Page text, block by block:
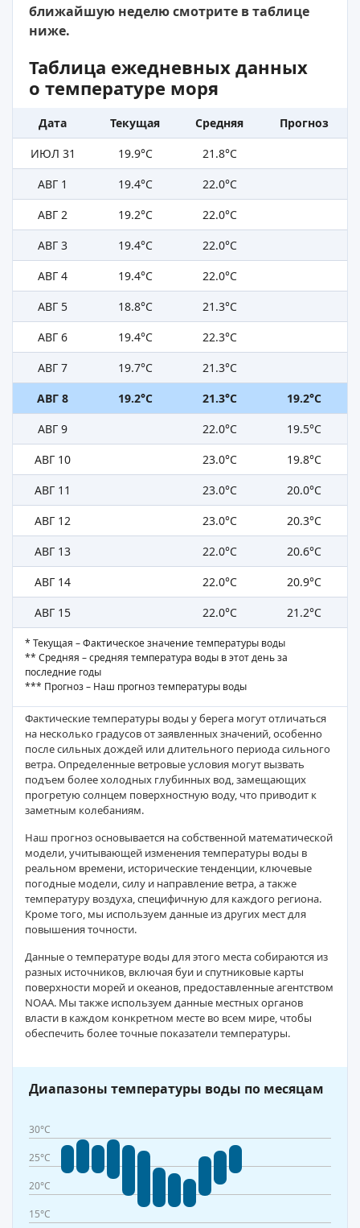
ближайшую неделю смотрите в таблице
ниже.
Таблица ежедневных данных
о температуре моря
Дата Текущая Средняя
Прогноз
ИЮЛ 31
19.9°C
21.8°C
АВГ 1
19.4°C
22.0°C
АВГ 2
19.2°C
22.0°C
АВГ 3
19.4°C
22.0°C
АВГ 4
19.4°C
22.0°C
АВГ 5
18.8°C
21.3°C
АВГ 6
19.4°C
22.3°C
АВГ 7
19.7°C
21.3°C
АВГ 8
19.2°C 21.3°C
19.2°C
АВГ 9
22.0°C
19.5°C
АВГ 10
23.0°C
19.8°C
АВГ 11
23.0°C
20.0°C
АВГ 12
23.0°C
20.3°C
АВГ 13
22.0°C
20.6°C
АВГ 14
22.0°C
20.9°C
АВГ 15
22.0°C 21.2°C
* Текущая – Фактическое значение температуры воды
** Средняя – средняя температура воды в этот день за
последние годы
*** Прогноз – Наш прогноз температуры воды
Фактические температуры воды у берега могут отличаться
на несколько градусов от заявленных значений, особенно
после сильных дождей или длительного периода сильного
ветра. Определенные ветровые условия могут вызвать
подъем более холодных глубинных вод, замещающих
прогретую солнцем поверхностную воду, что приводит к
заметным колебаниям.
Наш прогноз основывается на собственной математической
модели, учитывающей изменения температуры воды в
реальном времени, исторические тенденции, ключевые
погодные модели, силу и направление ветра, а также
температуру воздуха, специфичную для каждого региона.
Кроме того, мы используем данные из других мест для
повышения точности.
Данные о температуре воды для этого места собираются из
разных источников, включая буи и спутниковые карты
поверхности морей и океанов, предоставленные агентством
NOAA. Мы также используем данные местных органов
власти в каждом конкретном месте во всем мире, чтобы
обеспечить более точные показатели температуры.
Диапазоны температуры воды по месяцам
30°C
25°C
20°C
15°C